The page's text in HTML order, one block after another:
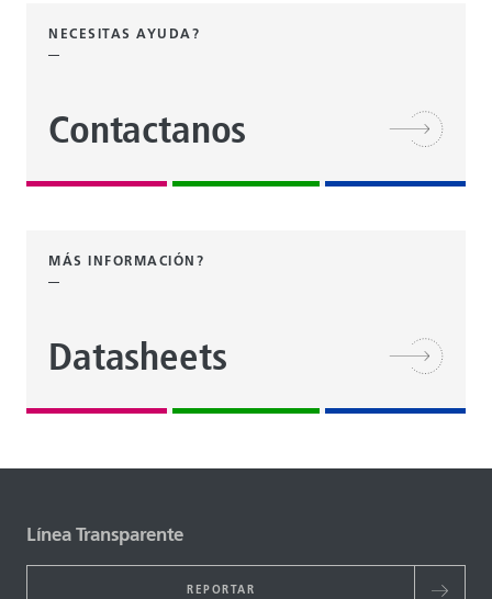
NECESITAS AYUDA?
Contactanos
MÁS INFORMACIÓN?
Datasheets
Línea Transparente
REPORTAR